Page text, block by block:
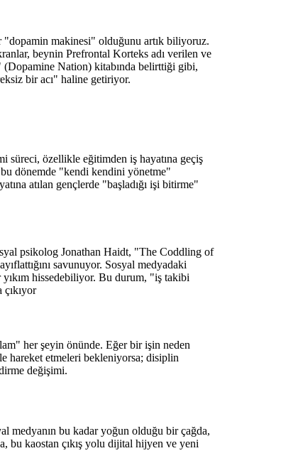
"dopamin makinesi" olduğunu artık biliyoruz.
beynin Prefrontal Korteks adı verilen ve
Nation) kitabında belirttiği gibi,
bir acı" haline getiriyor.
süreci, özellikle eğitimden iş hayatına geçiş
bu dönemde "kendi kendini yönetme"
atılan gençlerde "başladığı işi bitirme"
psikolog Jonathan Haidt, "The Coddling of
savunuyor. Sosyal medyadaki
hissedebiliyor. Bu durum, "iş takibi
her şeyin önünde. Eğer bir işin neden
hareket etmeleri bekleniyorsa; disiplin
değişimi.
medyanın bu kadar yoğun olduğu bir çağda,
bu kaostan çıkış yolu dijital hijyen ve yeni